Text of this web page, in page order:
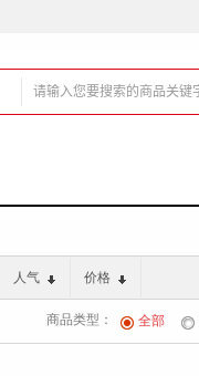
人气 价格
商品类型： 全部